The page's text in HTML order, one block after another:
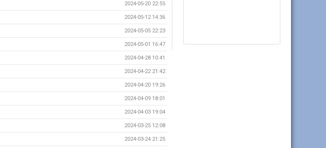
2024-05-20 22:55
2024-05-12 14:36
2024-05-05 22:23
2024-05-01 16:47
2024-04-28 10:41
2024-04-22 21:42
2024-04-20 19:26
2024-04-09 18:01
2024-04-03 19:04
2024-03-25 12:08
2024-03-24 21:25